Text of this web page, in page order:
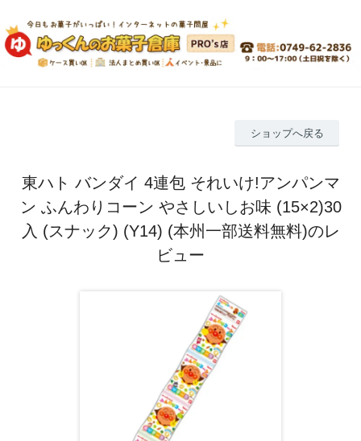
ショップへ戻る
東ハト バンダイ 4連包 それいけ!アンパンマ
ン ふんわりコーン やさしいしお味 (15×2)30
入 (スナック) (Y14) (本州一部送料無料)のレ
ビュー